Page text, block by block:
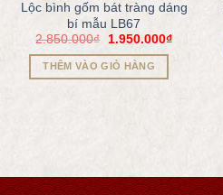
Lộc bình gốm bát tràng dáng
bí mẫu LB67
2.850.000₫ 1.950.000₫
THÊM VÀO GIỎ HÀNG